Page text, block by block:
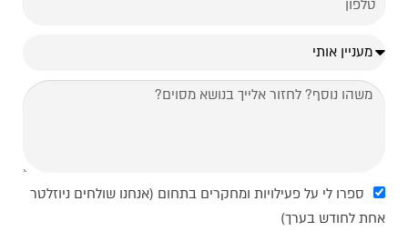
ספרו לי על פעילויות ומחקרים בתחום (אנחנו שולחים ניוזלטר
אחת לחודש בערך)